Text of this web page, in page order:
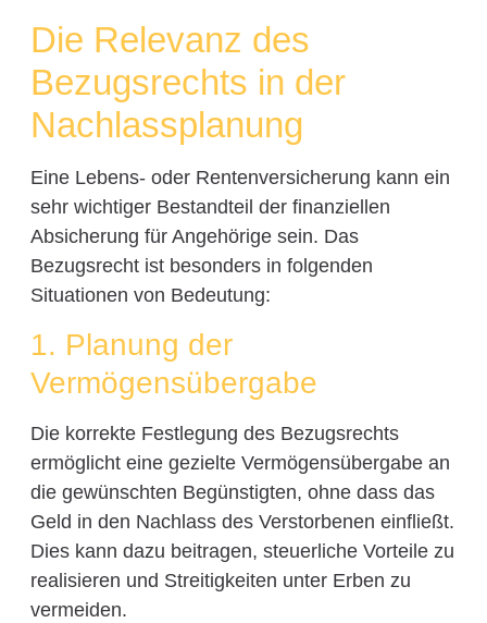
Die Relevanz des
Bezugsrechts in der
Nachlassplanung
Eine Lebens- oder Rentenversicherung kann ein
sehr wichtiger Bestandteil der finanziellen
Absicherung für Angehörige sein. Das
Bezugsrecht ist besonders in folgenden
Situationen von Bedeutung:
1. Planung der
Vermögensübergabe
Die korrekte Festlegung des Bezugsrechts
ermöglicht eine gezielte Vermögensübergabe an
die gewünschten Begünstigten, ohne dass das
Geld in den Nachlass des Verstorbenen einfließt.
Dies kann dazu beitragen, steuerliche Vorteile zu
realisieren und Streitigkeiten unter Erben zu
vermeiden.